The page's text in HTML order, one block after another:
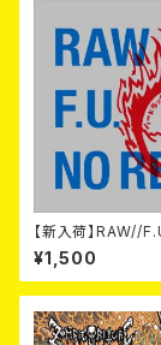
【新入荷】RAW//
T / 3way split EP
ク ダンス (CD)
¥1,500